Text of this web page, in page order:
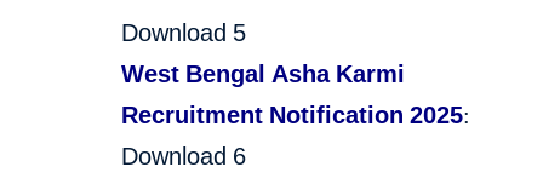
Download 5
West Bengal Asha Karmi
Recruitment Notification 2025:
Download 6